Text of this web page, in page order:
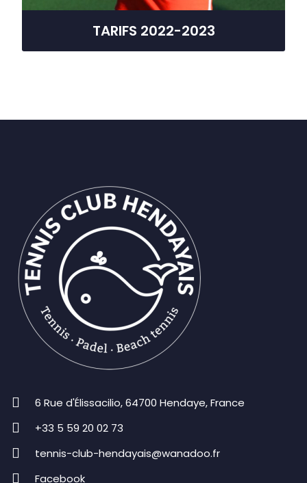
TARIFS 2022-2023
6 Rue d'Élissacilio, 64700 Hendaye, France
+33 5 59 20 02 73
tennis-club-hendayais@wanadoo.fr
Facebook